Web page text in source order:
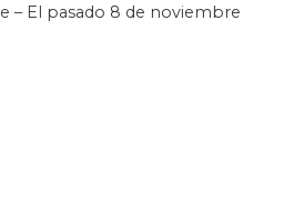
– El pasado 8 de noviembre